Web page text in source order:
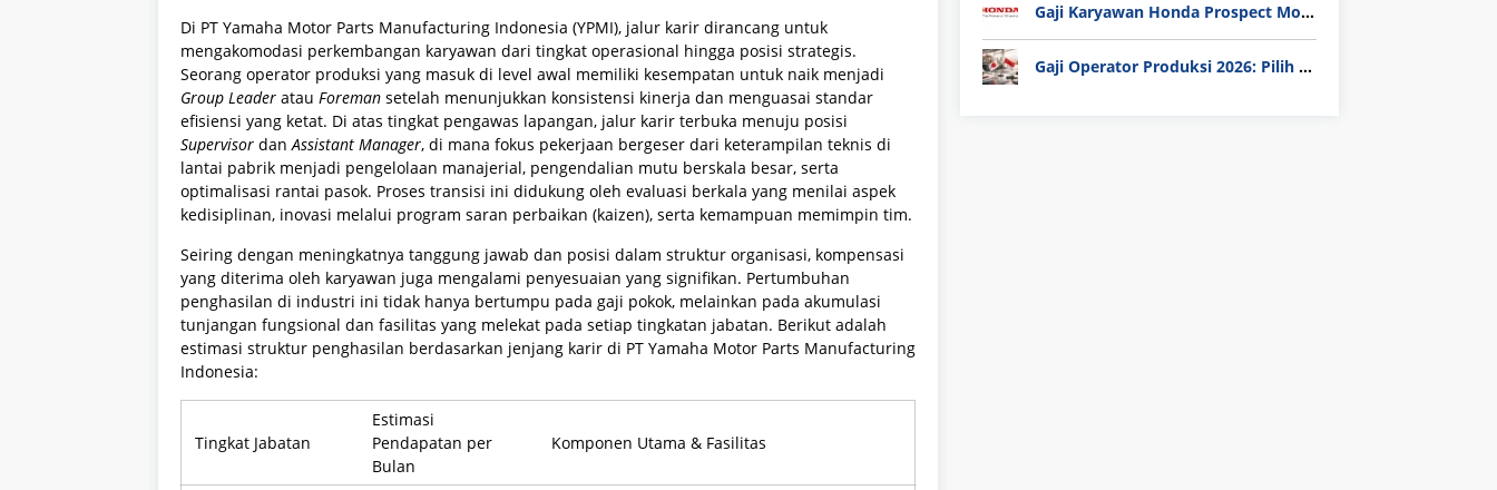
Di PT Yamaha Motor Parts Manufacturing Indonesia (YPMI), jalur karir dirancang untuk
mengakomodasi perkembangan karyawan dari tingkat operasional hingga posisi strategis.
Seorang operator produksi yang masuk di level awal memiliki kesempatan untuk naik menjadi
Group Leader atau Foreman setelah menunjukkan konsistensi kinerja dan menguasai standar
efisiensi yang ketat. Di atas tingkat pengawas lapangan, jalur karir terbuka menuju posisi
Supervisor danAssistant Manager, di mana fokus pekerjaan bergeser dari keterampilan teknis di
lantai pabrik menjadi pengelolaan manajerial, pengendalian mutu berskala besar, serta
optimalisasi rantai pasok. Proses transisi ini didukung oleh evaluasi berkala yang menilai aspek
kedisiplinan, inovasi melalui program saran perbaikan (kaizen), serta kemampuan memimpin tim.
Seiring dengan meningkatnya tanggung jawab dan posisi dalam struktur organisasi, kompensasi
yang diterima oleh karyawan juga mengalami penyesuaian yang signifikan. Pertumbuhan
penghasilan di industri ini tidak hanya bertumpu pada gaji pokok, melainkan pada akumulasi
tunjangan fungsional dan fasilitas yang melekat pada setiap tingkatan jabatan. Berikut adalah
estimasi struktur penghasilan berdasarkan jenjang karir di PT Yamaha Motor Parts Manufacturing
Indonesia:
Tingkat Jabatan
Estimasi
Pendapatan per
Bulan
Komponen Utama & Fasilitas
Gaji Karyawan Honda Prospect Motor Semua Divisi
Gaji Operator Produksi 2026: Pilih PT Astra Honda Motor (AHM) atau Manufaktur di Jepang?